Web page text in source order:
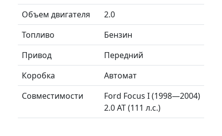
Объем двигателя
2.0
Топливо
Бензин
Привод
Передний
Коробка
Автомат
Совместимости
Ford Focus I (1998—2004)
2.0 AT (111 л.с.)